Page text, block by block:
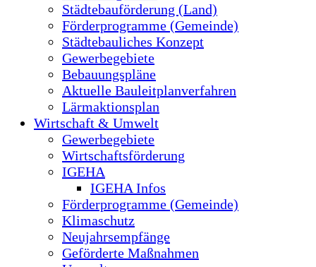
Städtebauförderung (Land)
Förderprogramme (Gemeinde)
Städtebauliches Konzept
Gewerbegebiete
Bebauungspläne
Aktuelle Bauleitplanverfahren
Lärmaktionsplan
Wirtschaft & Umwelt
Gewerbegebiete
Wirtschaftsförderung
IGEHA
IGEHA Infos
Förderprogramme (Gemeinde)
Klimaschutz
Neujahrsempfänge
Geförderte Maßnahmen